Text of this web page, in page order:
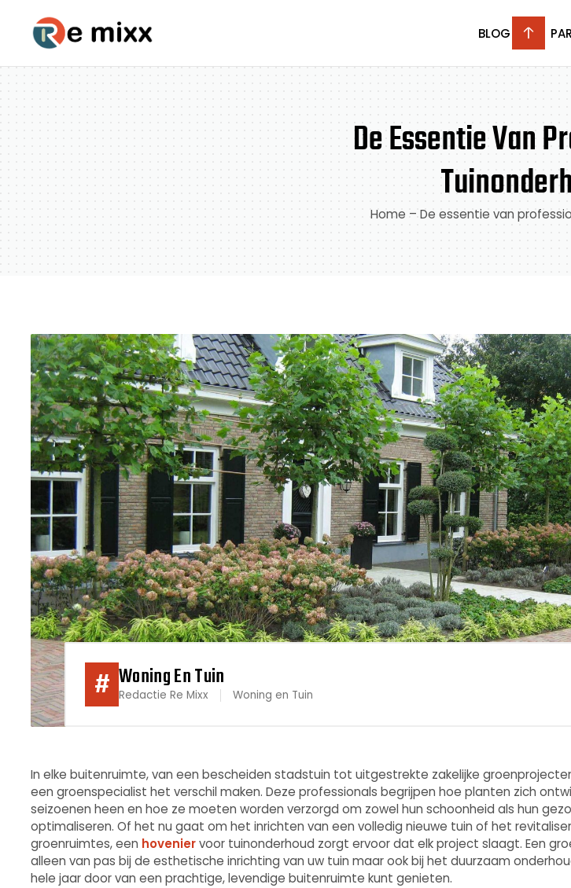
BLOG
De Essentie Van
Home – De essentie van
# Woning En Tuin
Redactie Re Mixx Woning en Tuin
In elke buitenruimte, van een bescheiden stadstuin tot uitgestrekte zakelijke
een groenspecialist het verschil maken. Deze professionals begrijpen hoe planten zich
seizoenen heen en hoe ze moeten worden verzorgd om zowel hun schoonheid als hun
optimaliseren. Of het nu gaat om het inrichten van een volledig nieuwe tuin of het
groenruimtes, een hoveniervoor tuinonderhoud zorgt ervoor dat elk project slaagt. Een
alleen van pas bij de esthetische inrichting van uw tuin maar ook bij het duurzaam
hele jaar door van een prachtige, levendige buitenruimte kunt genieten.